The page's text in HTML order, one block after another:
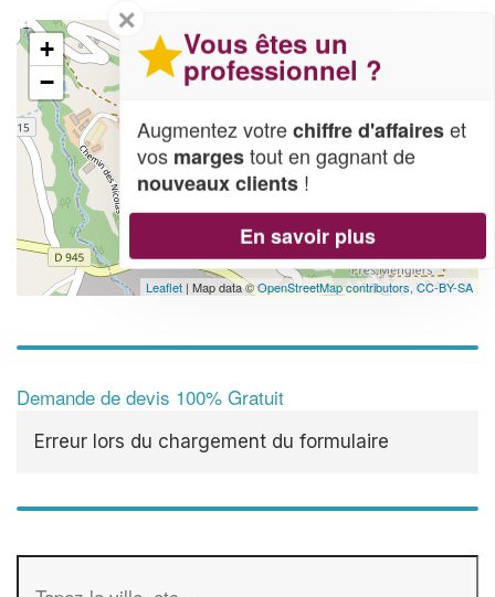
+
−
Leaflet | Map data ©OpenStreetMap contributors, CC-BY-SA
Demande de devis 100% Gratuit
Erreur lors du chargement du formulaire
✕
Vous êtes un
professionnel ?
Augmentez votrechiffre d'affaireset
vos margestout en gagnant de
nouveaux clients !
En savoir plus